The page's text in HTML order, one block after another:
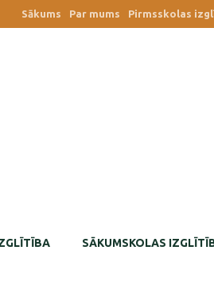
Sākums Par mums Pirmsskolas
SĀKUMSKOLAS